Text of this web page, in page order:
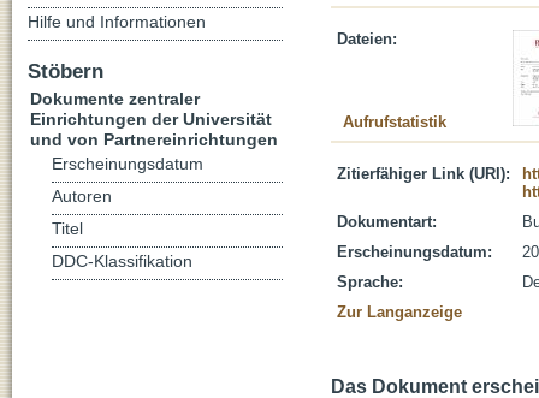
Dateien:
Aufrufstatistik
Zitierfähiger Link (URI):
Dokumentart:
Erscheinungsdatum:
Sprache:
Zur Langanzeige
Das Dokument
Hilfe und Informationen
Stöbern
Dokumente zentraler
Einrichtungen der Universität
und von Partnereinrichtungen
Erscheinungsdatum
Autoren
Titel
DDC-Klassifikation